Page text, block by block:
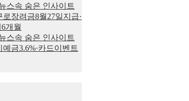
스속 숨은 인사이트
장려금8월27일지급·
개월
스속 숨은 인사이트
금3.6%·카드이벤트